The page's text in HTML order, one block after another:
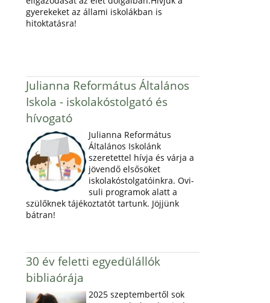
gyerekeket az állami iskolákban is
hitoktatásra!
Julianna Református Általános
Iskola - iskolakóstolgató és
hívogató
Julianna Református
Általános Iskolánk
szeretettel hívja és várja a
jövendő elsősöket
iskolakóstolgatóinkra. Ovi-
suli programok alatt a
szülőknek tájékoztatót tartunk. Jöjjünk
bátran!
30 év feletti egyedülállók
bibliaórája
2025 szeptembertől sok